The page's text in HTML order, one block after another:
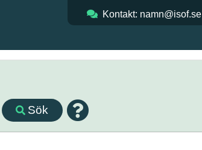
Kontakt: namn@isof.se
Sök